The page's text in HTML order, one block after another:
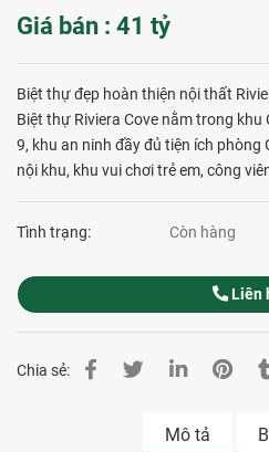
Giá bán : 41 tỷ
Biệt thự đẹp hoàn thiện nội thất
Biệt thự Riviera Cove nằm trong
9, khu an ninh đầy đủ tiện ích phòng
nội khu, khu vui chơi trẻ em, công
Tình trạng: Còn hàng
Liên
Chia sẻ:
Mô tả